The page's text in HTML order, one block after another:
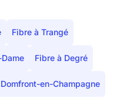
Fibre à Trangé
Fibre à Degré
en-Champagne